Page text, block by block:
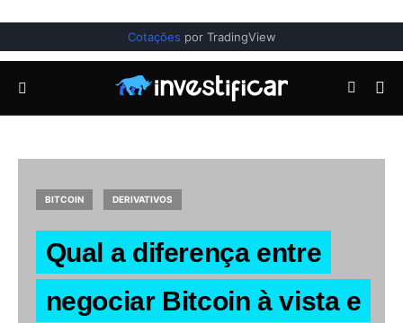
Cotações por TradingView
BITCOIN DERIVATIVOS
Qual a diferença entre
negociar Bitcoin à vista e